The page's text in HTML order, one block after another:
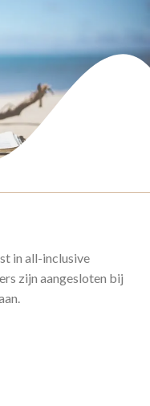
in all-inclusive
zijn aangesloten bij